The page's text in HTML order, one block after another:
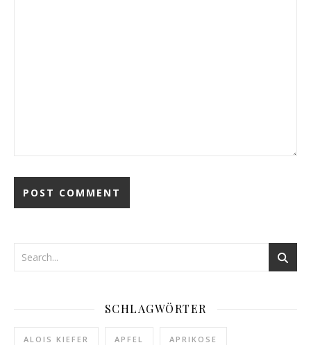
SCHLAGWÖRTER
ALOIS KIEFER APFEL APRIKOSE